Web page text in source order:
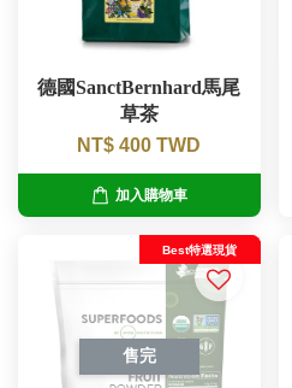
德國SanctBernhard馬尾
草茶
NT$ 400 TWD
加入購物車
售完
Best特選現貨